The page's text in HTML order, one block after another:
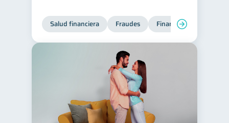
Salud financiera Fraudes Finanzas personales